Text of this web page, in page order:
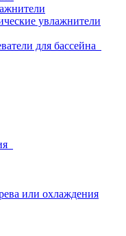
увлажнители
для бассейна
или охлаждения